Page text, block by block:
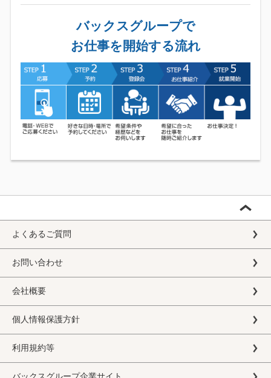
バックスグループで
お仕事を開始する流れ
よくあるご質問
お問い合わせ
会社概要
個人情報保護方針
利用規約等